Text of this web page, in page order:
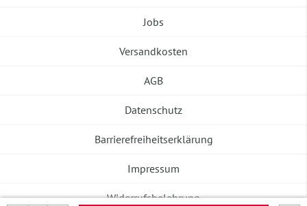
Jobs
Versandkosten
AGB
Datenschutz
Barrierefreiheitserklärung
Impressum
Widerrufsbelehrung